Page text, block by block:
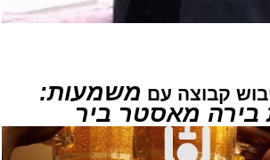
קבוצה עם משמעות:
בירה מאסטר ביר